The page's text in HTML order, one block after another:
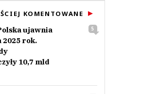
KOMENTOWANE
ujawnia
2025 rok.
10,7 mld
5